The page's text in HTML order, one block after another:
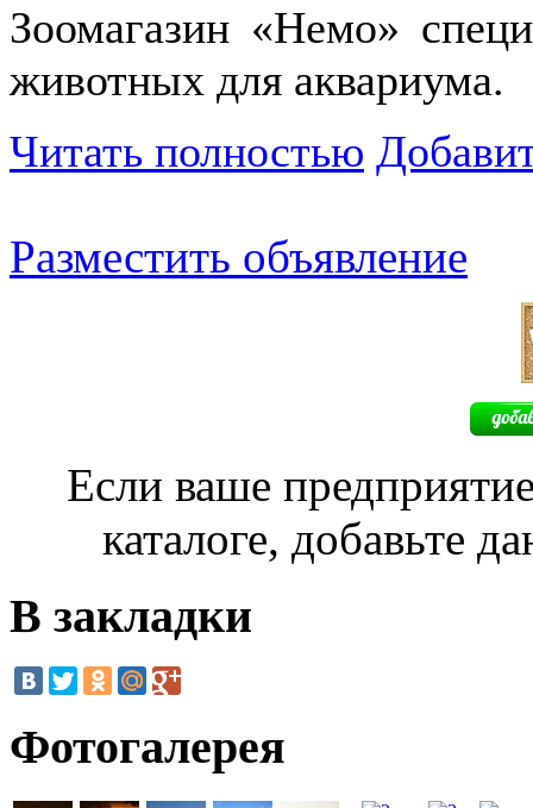
Зоомагазин «Немо»
животных для аквариума.
Читать полностью
Разместить объявление
Если ваше
каталоге, добавьте
В закладки
Фотогалерея